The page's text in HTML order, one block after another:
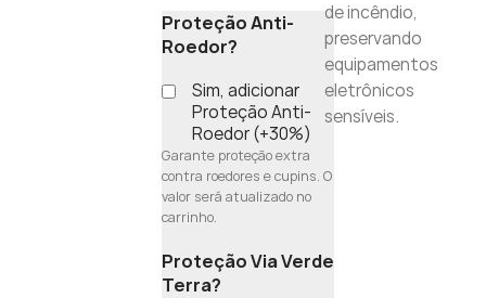
Proteção Anti-
Roedor?
Sim, adicionar
Proteção Anti-
Roedor (+30%)
Garante proteção extra
contra roedores e cupins. O
valor será atualizado no
carrinho.
Proteção Via Verde
Terra?
de incêndio,
preservando
equipamentos
eletrônicos
sensíveis.